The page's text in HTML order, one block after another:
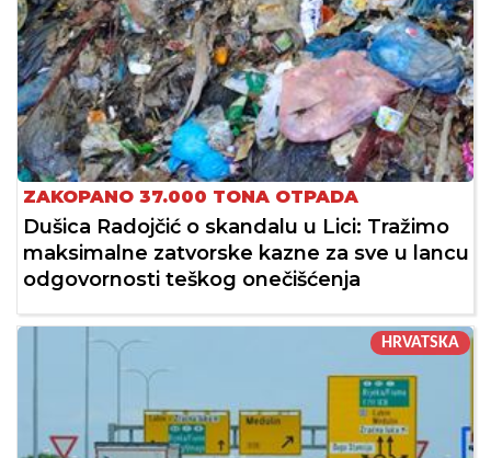
ZAKOPANO 37.000 TONA OTPADA
Dušica Radojčić o skandalu u Lici: Tražimo
maksimalne zatvorske kazne za sve u lancu
odgovornosti teškog onečišćenja
HRVATSKA